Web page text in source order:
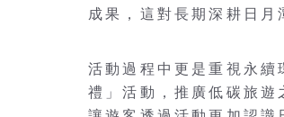
成果，這對長期深耕日月
活動過程中更是重視永
禮」活動，推廣低碳旅遊